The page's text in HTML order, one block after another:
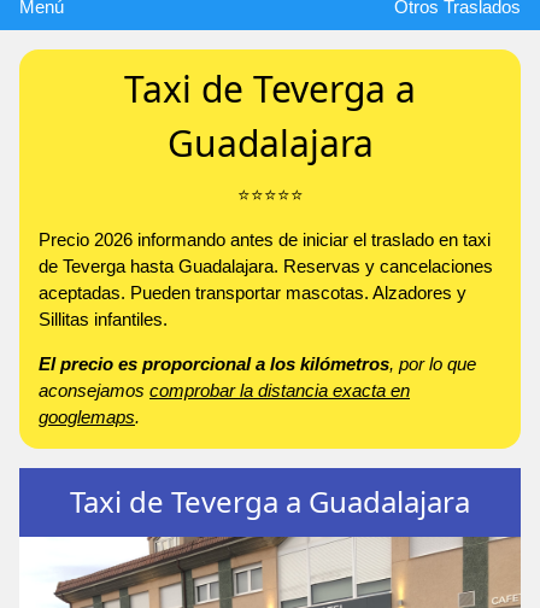
Menú Otros Traslados
Taxi de Teverga a
Guadalajara
⭐️⭐️⭐️⭐️⭐️
Precio 2026 informando antes de iniciar el traslado en taxi
de Teverga hasta Guadalajara. Reservas y cancelaciones
aceptadas. Pueden transportar mascotas. Alzadores y
Sillitas infantiles.
El precio es proporcional a los kilómetros, por lo que
aconsejamos comprobar la distancia exacta en
googlemaps.
Taxi de Teverga a Guadalajara